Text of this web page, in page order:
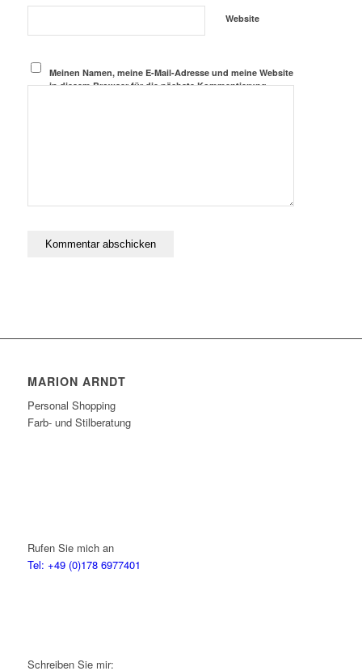
Website
Meinen Namen, meine E-Mail-Adresse und meine Website
in diesem Browser für die nächste Kommentierung
MARION ARNDT
Personal Shopping
Farb- und Stilberatung
Rufen Sie mich an
Tel: +49 (0)178 6977401
Schreiben Sie mir: